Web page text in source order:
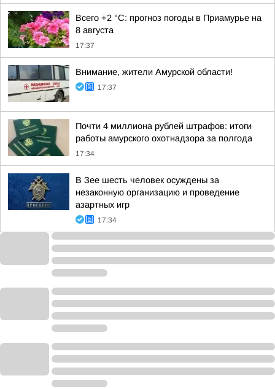
Всего +2 °С: прогноз погоды в Приамурье на
8 августа
17:37
Внимание, жители Амурской области!
17:37
Почти 4 миллиона рублей штрафов: итоги
работы амурского охотнадзора за полгода
17:34
В Зее шесть человек осуждены за
незаконную организацию и проведение
азартных игр
17:34